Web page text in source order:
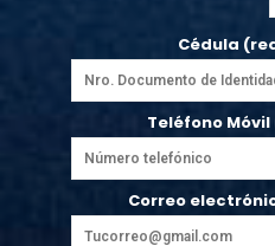
Cédula
Teléfono
Correo